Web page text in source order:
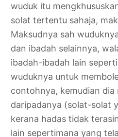
wuduk itu
solat tertentu sahaja,
Maksudnya sah
dan ibadah selainnya,
ibadah-ibadah lain
wuduknya untuk
contohnya, kemudian dia
daripadanya (solat-solat
kerana hadas tidak
lain sepertimana yang